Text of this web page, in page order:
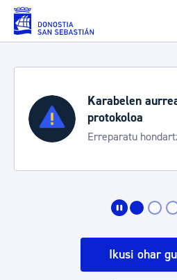
Eduki nagusira joan
Karabelen
protokoloa
Erreparatu
Ikusi ohar